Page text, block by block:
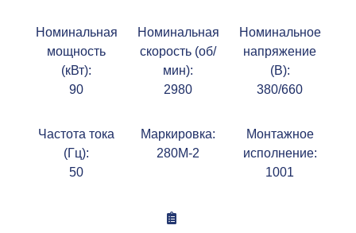
Номинальная
мощность
(кВт):
90
Номинальная
скорость (об/
мин):
2980
Номинальное
напряжение
(В):
380/660
Частота тока
(Гц):
50
Маркировка:
280M-2
Монтажное
исполнение:
1001